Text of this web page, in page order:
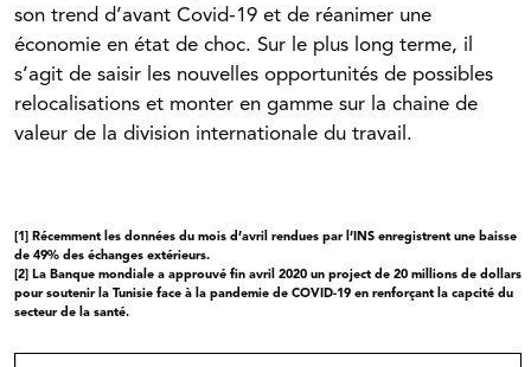
son trend d’avant Covid-19 et de réanimer une
économie en état de choc. Sur le plus long terme, il
s’agit de saisir les nouvelles opportunités de possibles
relocalisations et monter en gamme sur la chaine de
valeur de la division internationale du travail.
[1] Récemment les données du mois d’avril rendues par l’INS enregistrent une baisse
de 49% des échanges extérieurs.
[2] La Banque mondiale a approuvé fin avril 2020 un project de 20 millions de dollars
pour soutenir la Tunisie face à la pandemie de COVID-19 en renforçant la capcité du
secteur de la santé.